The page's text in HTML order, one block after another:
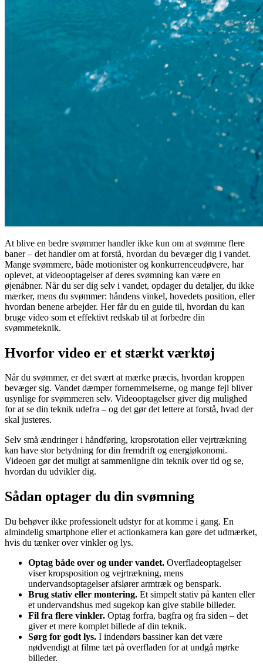
At blive en bedre svømmer handler ikke kun om at svømme flere
baner – det handler om at forstå, hvordan du bevæger dig i vandet.
Mange svømmere, både motionister og konkurrenceudøvere, har
oplevet, at videooptagelser af deres svømning kan være en
øjenåbner. Når du ser dig selv i vandet, opdager du detaljer, du ikke
mærker, mens du svømmer: håndens vinkel, hovedets position, eller
hvordan benene arbejder. Her får du en guide til, hvordan du kan
bruge video som et effektivt redskab til at forbedre din
svømmeteknik.
Hvorfor video er et stærkt værktøj
Når du svømmer, er det svært at mærke præcis, hvordan kroppen
bevæger sig. Vandet dæmper fornemmelserne, og mange fejl bliver
usynlige for svømmeren selv. Videooptagelser giver dig mulighed
for at se din teknik udefra – og det gør det lettere at forstå, hvad der
skal justeres.
Selv små ændringer i håndføring, kropsrotation eller vejrtrækning
kan have stor betydning for din fremdrift og energiøkonomi.
Videoen gør det muligt at sammenligne din teknik over tid og se,
hvordan du udvikler dig.
Sådan optager du din svømning
Du behøver ikke professionelt udstyr for at komme i gang. En
almindelig smartphone eller et actionkamera kan gøre det udmærket,
hvis du tænker over vinkler og lys.
Optag både over og under vandet. Overfladeoptagelser
viser kropsposition og vejrtrækning, mens
undervandsoptagelser afslører armtræk og benspark.
Brug stativ eller montering. Et simpelt stativ på kanten eller
et undervandshus med sugekop kan give stabile billeder.
Fil fra flere vinkler. Optag forfra, bagfra og fra siden – det
giver et mere komplet billede af din teknik.
Sørg for godt lys. I indendørs bassiner kan det være
nødvendigt at filme tæt på overfladen for at undgå mørke
billeder.